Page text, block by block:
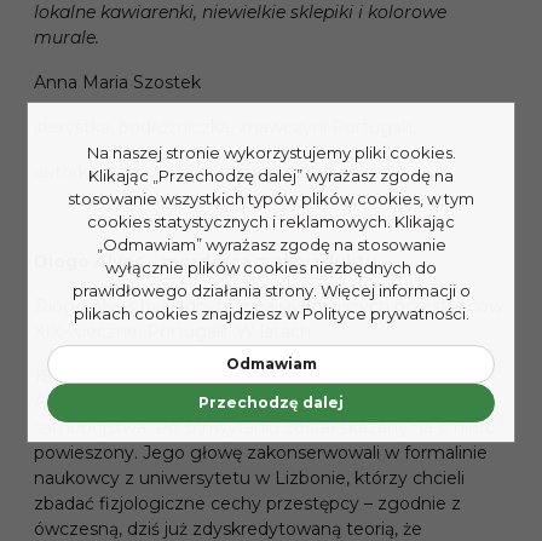
lokalne kawiarenki, niewielkie sklepiki i kolorowe
murale.
Anna Maria Szostek
autorka bloga www.thelisboner.pl
Diogo Alves – morderca z akweduktu
Diogo Alves był jednym z najsłynniejszych przestępców
1836–1840 okradł i zrzucił z lizbońskiego akweduktu
Águas Livres co najmniej kilkanaście osób, pozorując
samobójstwa. Po schwytaniu został skazany na śmierć i
powieszony. Jego głowę zakonserwowali w formalinie
naukowcy z uniwersytetu w Lizbonie, którzy chcieli
zbadać fizjologiczne cechy przestępcy – zgodnie z
ówczesną, dziś już zdyskredytowaną teorią, że
Na naszej stronie wykorzystujemy pliki cookies.
Klikając „Przechodzę dalej” wyrażasz zgodę na
stosowanie wszystkich typów plików cookies, w tym
cookies statystycznych i reklamowych. Klikając
„Odmawiam” wyrażasz zgodę na stosowanie
wyłącznie plików cookies niezbędnych do
prawidłowego działania strony. Więcej informacji o
plikach cookies znajdziesz w Polityce prywatności.
Odmawiam
Przechodzę dalej